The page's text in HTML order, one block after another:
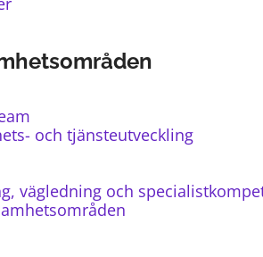
och tjänsteutveckling
vägledning och